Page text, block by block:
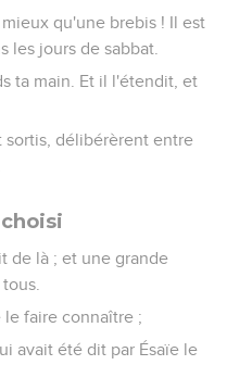
qu'une brebis ! Il est
les jours de sabbat.
ta main. Et il l'étendit, et
sortis, délibérèrent entre
de là ; et une grande
faire connaître ;
avait été dit par Ésaïe le